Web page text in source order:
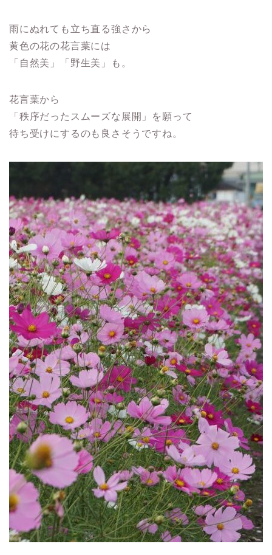
雨にぬれても立ち直る強さから
黄色の花の花言葉には
「自然美」「野生美」も。
花言葉から
「秩序だったスムーズな展開」を願って
待ち受けにするのも良さそうですね。